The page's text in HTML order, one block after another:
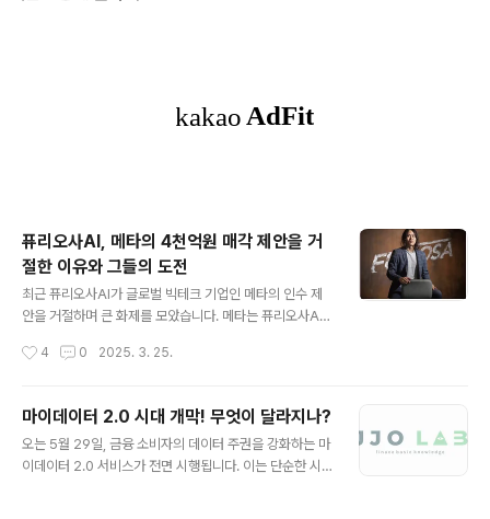
퓨리오사AI, 메타의 4천억원 매각 제안을 거
절한 이유와 그들의 도전
최근 퓨리오사AI가 글로벌 빅테크 기업인 메타의 인수 제
안을 거절하며 큰 화제를 모았습니다. 메타는 퓨리오사AI
000억원)에 달하는 인수 제안을 했습니다. 그러나 퓨리오
어가기로 결정했는데요, 이 결정이 AI 반도체 산업에 어떤
영향을 미칠지 주목받고 있습니다. 이 블로그에서는 퓨리
오사AI가 왜 매각을 거절했는지, 그들의 목표는 무엇인지,
그리고 이들의 핵심 제품인 '레니게이드'에 대해 깊이 살펴
4 0 2025. 3. 25.
마이데이터 2.0 시대 개막! 무엇이 달라지나?
오는 5월 29일, 금융 소비자의 데이터 주권을 강화하는 마
이데이터 2.0 서비스가 전면 시행됩니다. 이는 단순한 시